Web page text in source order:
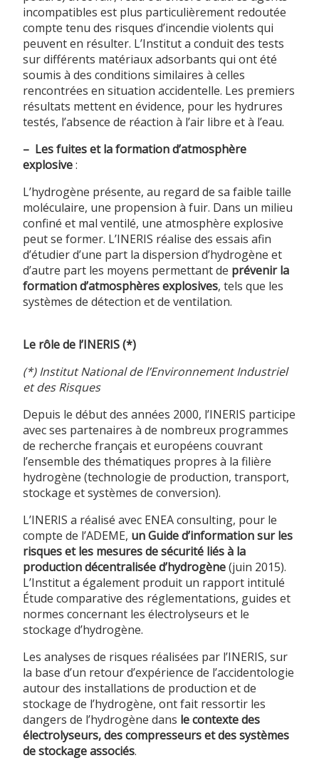
incompatibles est plus particulièrement redoutée
compte tenu des risques d’incendie violents qui
peuvent en résulter. L’Institut a conduit des tests
sur différents matériaux adsorbants qui ont été
soumis à des conditions similaires à celles
rencontrées en situation accidentelle. Les premiers
résultats mettent en évidence, pour les hydrures
testés, l’absence de réaction à l’air libre et à l’eau.
– Les fuites et la formation d’atmosphère
explosive:
L’hydrogène présente, au regard de sa faible taille
moléculaire, une propension à fuir. Dans un milieu
confiné et mal ventilé, une atmosphère explosive
peut se former. L’INERIS réalise des essais afin
d’étudier d’une part la dispersion d’hydrogène et
d’autre part les moyens permettant de prévenir la
formation d’atmosphères explosives, tels que les
systèmes de détection et de ventilation.
Le rôle de l’INERIS (*)
(*) Institut National de l’Environnement Industriel
et des Risques
Depuis le début des années 2000, l’INERIS participe
avec ses partenaires à de nombreux programmes
de recherche français et européens couvrant
l’ensemble des thématiques propres à la filière
hydrogène (technologie de production, transport,
stockage et systèmes de conversion).
L’INERIS a réalisé avec ENEA consulting, pour le
compte de l’ADEME, un Guide d’information sur les
risques et les mesures de sécurité liés à la
production décentralisée d’hydrogène(juin 2015).
L’Institut a également produit un rapport intitulé
Étude comparative des réglementations, guides et
normes concernant les électrolyseurs et le
stockage d’hydrogène.
Les analyses de risques réalisées par l’INERIS, sur
la base d’un retour d’expérience de l’accidentologie
autour des installations de production et de
stockage de l’hydrogène, ont fait ressortir les
dangers de l’hydrogène dans le contexte des
électrolyseurs, des compresseurs et des systèmes
de stockage associés.